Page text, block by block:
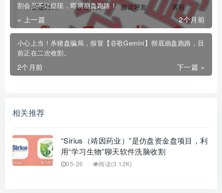
割会员不让提现，即将崩盘跑路！
« 上一篇 2个月前
小心上当！杀猪盘骗局，假冒【谷歌Gemini】彻底崩盘跑路，目
前正在二次收割。
下一篇 »
2个月前
相关推荐
“Sirius（靖因药业）”是仿盘资金盘项目，利
用“学习生物”聊天软件洗脑收割
05-26 阅读(3.12K)